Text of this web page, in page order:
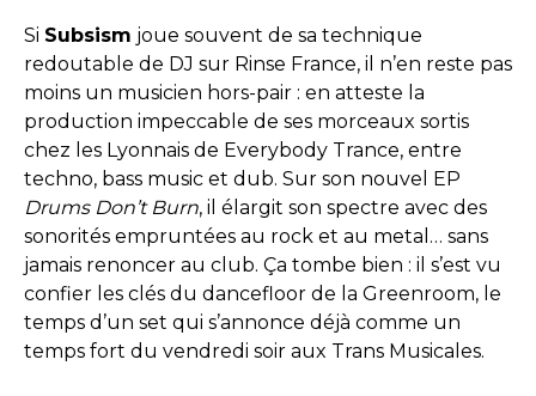
Si Subsism joue souvent de sa technique
redoutable de DJ sur Rinse France, il n’en reste pas
moins un musicien hors-pair : en atteste la
production impeccable de ses morceaux sortis
chez les Lyonnais de Everybody Trance, entre
techno, bass music et dub. Sur son nouvel EP
Drums Don’t Burn, il élargit son spectre avec des
sonorités empruntées au rock et au metal… sans
jamais renoncer au club. Ça tombe bien : il s’est vu
confier les clés du dancefloor de la Greenroom, le
temps d’un set qui s’annonce déjà comme un
temps fort du vendredi soir aux Trans Musicales.